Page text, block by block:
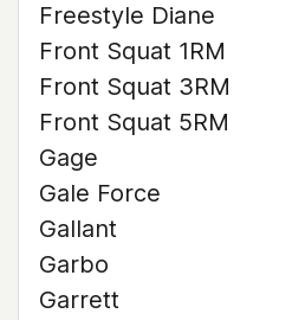
Freestyle Diane
Front Squat 1RM
Front Squat 3RM
Front Squat 5RM
Gage
Gale Force
Gallant
Garbo
Garrett